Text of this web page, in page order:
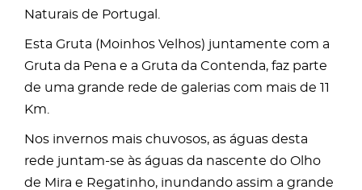
Naturais de Portugal.
Esta Gruta (Moinhos Velhos) juntamente com a
Gruta da Pena e a Gruta da Contenda, faz parte
de uma grande rede de galerias com mais de 11
Km.
Nos invernos mais chuvosos, as águas desta
rede juntam-se às águas da nascente do Olho
de Mira e Regatinho, inundando assim a grande